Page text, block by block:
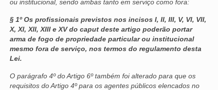
ou institucional, sendo ambas tanto em serviço como fora:
§ 1º Os profissionais previstos nos incisos I, II, III, V, VI, VII,
X, XI, XII, XIII e XV do caput deste artigo poderão portar
arma de fogo de propriedade particular ou institucional
mesmo fora de serviço, nos termos do regulamento desta
Lei.
O parágrafo 4º do Artigo 6º também foi alterado para que os
requisitos do Artigo 4º para os agentes públicos elencados no